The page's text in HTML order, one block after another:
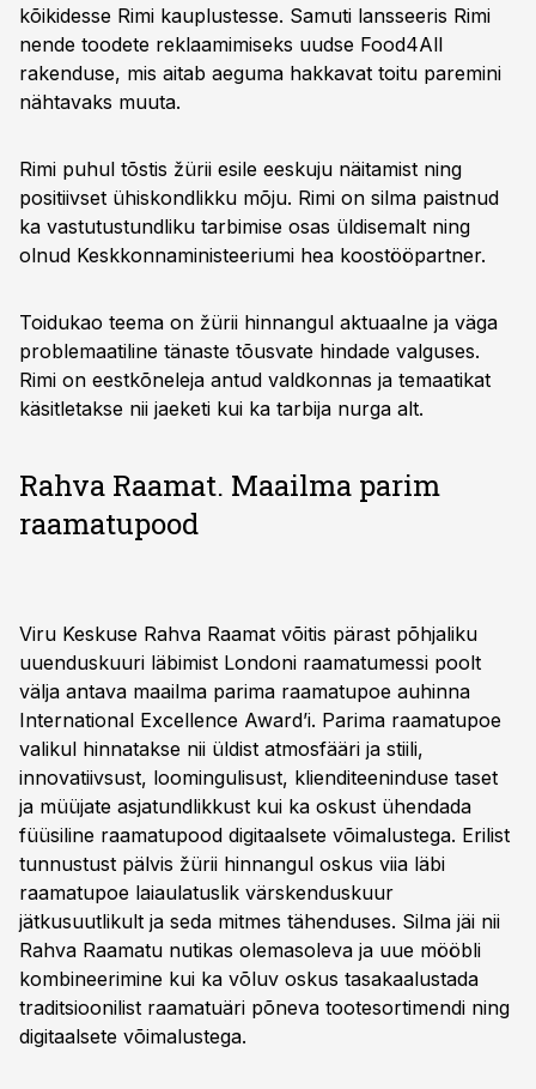
kõikidesse Rimi kauplustesse. Samuti lansseeris Rimi
nende toodete reklaamimiseks uudse Food4All
rakenduse, mis aitab aeguma hakkavat toitu paremini
nähtavaks muuta.
Rimi puhul tõstis žürii esile eeskuju näitamist ning
positiivset ühiskondlikku mõju. Rimi on silma paistnud
ka vastutustundliku tarbimise osas üldisemalt ning
olnud Keskkonnaministeeriumi hea koostööpartner.
Toidukao teema on žürii hinnangul aktuaalne ja väga
problemaatiline tänaste tõusvate hindade valguses.
Rimi on eestkõneleja antud valdkonnas ja temaatikat
käsitletakse nii jaeketi kui ka tarbija nurga alt.
Rahva Raamat. Maailma parim
raamatupood
Viru Keskuse Rahva Raamat võitis pärast põhjaliku
uuenduskuuri läbimist Londoni raamatumessi poolt
välja antava maailma parima raamatupoe auhinna
International Excellence Award’i. Parima raamatupoe
valikul hinnatakse nii üldist atmosfääri ja stiili,
innovatiivsust, loomingulisust, klienditeeninduse taset
ja müüjate asjatundlikkust kui ka oskust ühendada
füüsiline raamatupood digitaalsete võimalustega. Erilist
tunnustust pälvis žürii hinnangul oskus viia läbi
raamatupoe laiaulatuslik värskenduskuur
jätkusuutlikult ja seda mitmes tähenduses. Silma jäi nii
Rahva Raamatu nutikas olemasoleva ja uue mööbli
kombineerimine kui ka võluv oskus tasakaalustada
traditsioonilist raamatuäri põneva tootesortimendi ning
digitaalsete võimalustega.